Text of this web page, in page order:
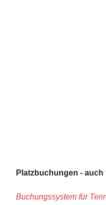
Platzbuchungen - auch
Buchungssystem für